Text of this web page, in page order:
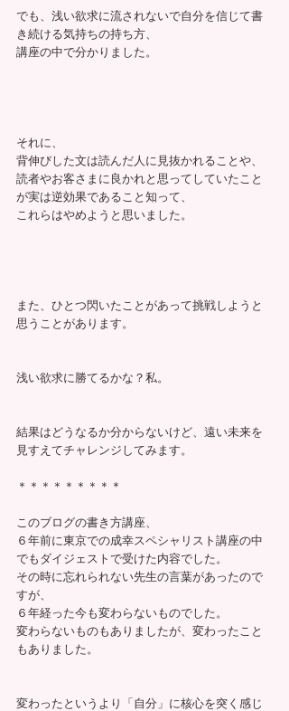
でも、浅い欲求に流されないで自分を信じて書
き続ける気持ちの持ち方、
講座の中で分かりました。
それに、
背伸びした文は読んだ人に見抜かれることや、
読者やお客さまに良かれと思ってしていたこと
が実は逆効果であること知って、
これらはやめようと思いました。
また、ひとつ閃いたことがあって挑戦しようと
思うことがあります。
浅い欲求に勝てるかな？私。
結果はどうなるか分からないけど、遠い未来を
見すえてチャレンジしてみます。
＊＊＊＊＊＊＊＊＊
このブログの書き方講座、
６年前に東京での成幸スペシャリスト講座の中
でもダイジェストで受けた内容でした。
その時に忘れられない先生の言葉があったので
すが、
６年経った今も変わらないものでした。
変わらないものもありましたが、変わったこと
もありました。
変わったというより「自分」に核心を突く感じ